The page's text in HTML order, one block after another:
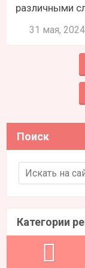
различными
31 мая, 2024
Поиск
Search for:
Категории